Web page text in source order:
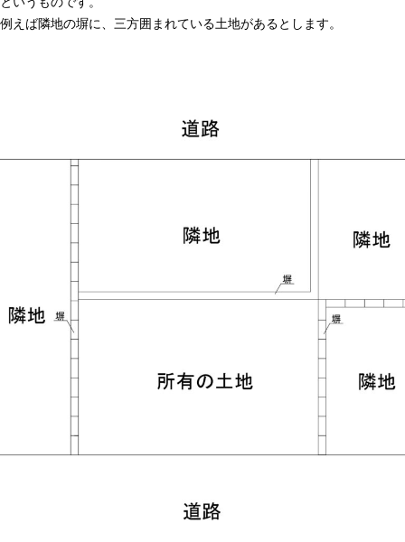
例えば隣地の塀に、三方囲まれている土地があるとします。